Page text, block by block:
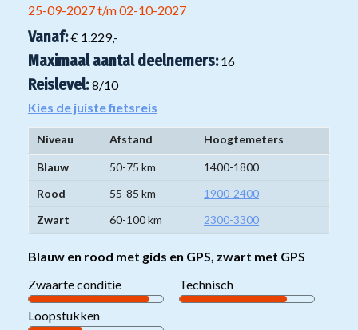
25-09-2027 t/m 02-10-2027
Vanaf:€ 1.229,-
Maximaal aantal deelnemers:16
Reislevel:8/10
Kies de juiste fietsreis
Niveaugroepen
Niveau Afstand Hoogtemeters
Blauw 50-75 km
1400-1800
Rood
55-85 km
1900-2400
Zwart
60-100 km 2300-3300
Blauw en rood met gids en GPS, zwart met GPS
Zwaarte conditie
Technisch
Loopstukken